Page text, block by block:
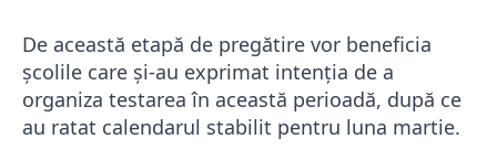
De această etapă de pregătire vor beneficia
școlile care și-au exprimat intenția de a
organiza testarea în această perioadă, după ce
au ratat calendarul stabilit pentru luna martie.